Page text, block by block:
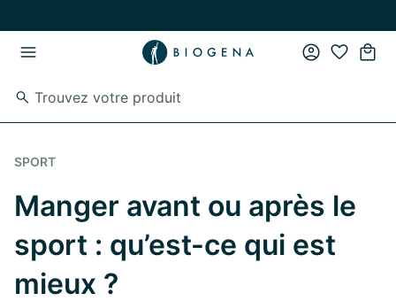
SPORT
Manger avant ou après le
sport : qu’est-ce qui est
mieux ?